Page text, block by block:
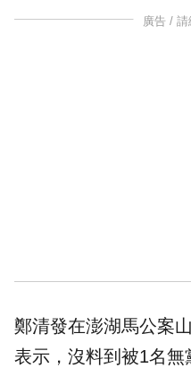
廣告 / 請
鄭清發在澎湖馬公案
表示，沒料到被1名